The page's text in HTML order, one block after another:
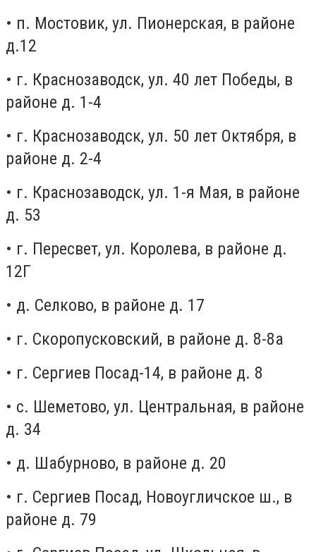
• п. Мостовик, ул. Пионерская, в районе
д.12
• г. Краснозаводск, ул. 40 лет Победы, в
районе д. 1-4
• г. Краснозаводск, ул. 50 лет Октября, в
районе д. 2-4
• г. Краснозаводск, ул. 1-я Мая, в районе
д. 53
• г. Пересвет, ул. Королева, в районе д.
12Г
• д. Селково, в районе д. 17
• г. Скоропусковский, в районе д. 8-8а
• г. Сергиев Посад-14, в районе д. 8
• с. Шеметово, ул. Центральная, в районе
д. 34
• д. Шабурново, в районе д. 20
• г. Сергиев Посад, Новоугличское ш., в
районе д. 79